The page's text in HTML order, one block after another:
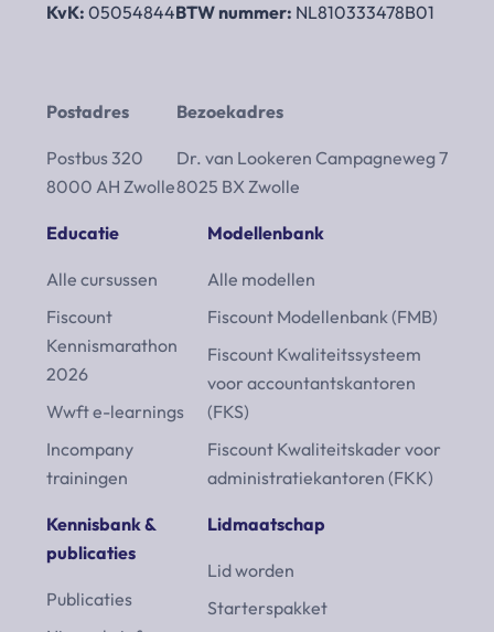
KvK:05054844BTW nummer: NL810333478B01
Postadres
Postbus 320
8000 AH Zwolle
Bezoekadres
Dr. van Lookeren Campagneweg 7
8025 BX Zwolle
Educatie
Alle cursussen
Fiscount
Kennismarathon
2026
Wwft e-learnings
Incompany
trainingen
Modellenbank
Alle modellen
Fiscount Modellenbank (FMB)
Fiscount Kwaliteitssysteem
voor accountantskantoren
(FKS)
Fiscount Kwaliteitskader voor
administratiekantoren (FKK)
Kennisbank &
publicaties
Publicaties
Lidmaatschap
Lid worden
Starterspakket